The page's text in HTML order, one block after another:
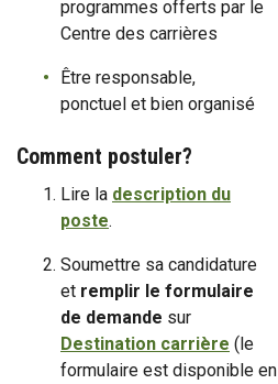
programmes offerts par le
Centre des carrières
Être responsable,
ponctuel et bien organisé
Comment postuler?
Lire la description du
poste.
Soumettre sa candidature
et remplir le formulaire
de demande sur
Destination carrière (le
formulaire est disponible en